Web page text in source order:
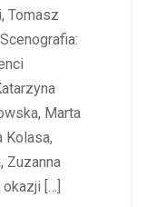
Tomasz
Marta
Kolasa,
Zuzanna
[…]